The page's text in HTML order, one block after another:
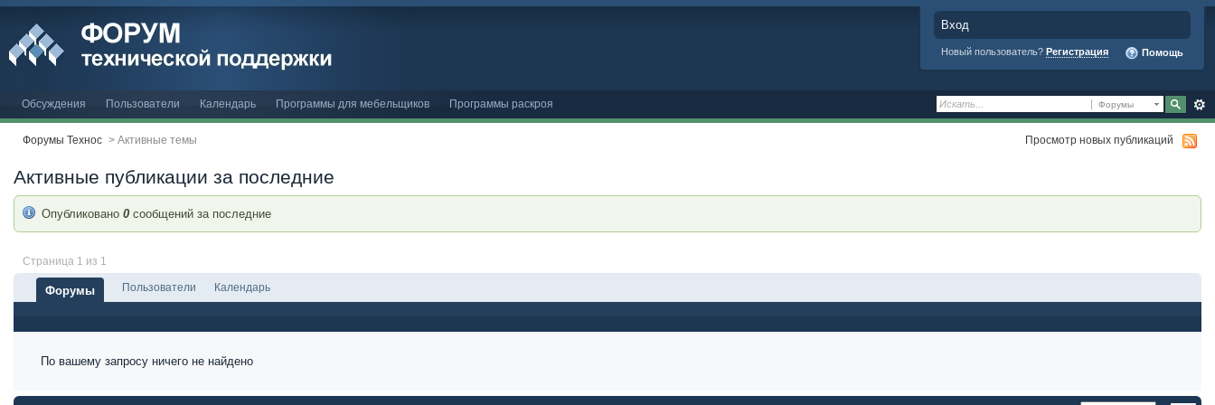
Вход
Новый пользователь? Регистрация Помощь
Форумы
Обсуждения Пользователи Календарь Программы для мебельщиков Программы раскроя
Форумы Технос > Активные темы Просмотр новых публикаций
Активные публикации за последние
Опубликовано 0 сообщений за последние
Страница 1 из 1
Форумы Пользователи Календарь
По вашему запросу ничего не найдено